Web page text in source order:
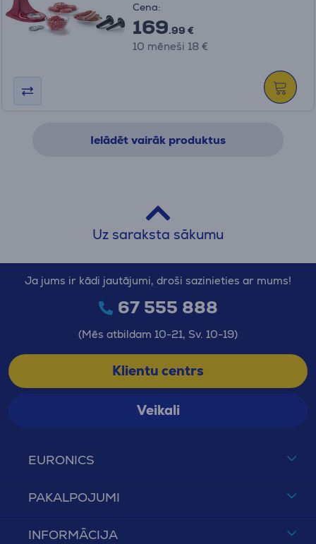
Cena:
169.99 €
10 mēneši 18 €
Ielādēt vairāk produktus
Uz saraksta sākumu
EURONICS
PAKALPOJUMI
INFORMĀCIJA
Ja jums ir kādi jautājumi, droši sazinieties ar mums!
67 555 888
(Mēs atbildam 10-21, Sv. 10-19)
Klientu centrs
Veikali